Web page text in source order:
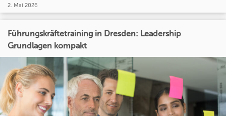
2. Mai 2026
Führungskräftetraining in Dresden: Leadership
Grundlagen kompakt